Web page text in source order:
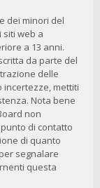
dei minori del
siti web a
a 13 anni.
da parte del
delle
incertezze, mettiti
Nota bene
non
di contatto
di quanto
segnalare
questa